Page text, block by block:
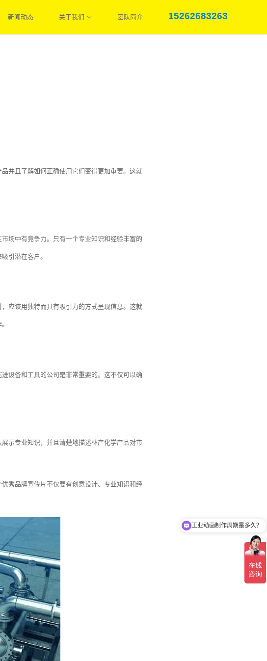
新闻动态 关于我们 团队简介 15262683263
并且了解如何正确使用它们变得更加重要。这就
场中有竞争力。只有一个专业知识和经验丰富的
引潜在客户。
应该用独特而具有吸引力的方式呈现信息。这就
设备和工具的公司是非常重要的。这不仅可以确
示专业知识，并且清楚地描述林产化学产品对市
秀品牌宣传片不仅要有创意设计、专业知识和经
工业动画制作周期是多久？